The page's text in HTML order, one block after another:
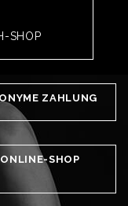
SHOP
ZAHLUNG
ONLINE-SHOP